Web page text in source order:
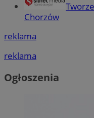
Chorzów
reklama
reklama
Ogłoszenia